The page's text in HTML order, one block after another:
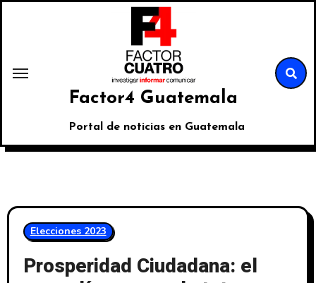
Factor4 Guatemala
Portal de noticias en Guatemala
Elecciones 2023
Prosperidad Ciudadana: el